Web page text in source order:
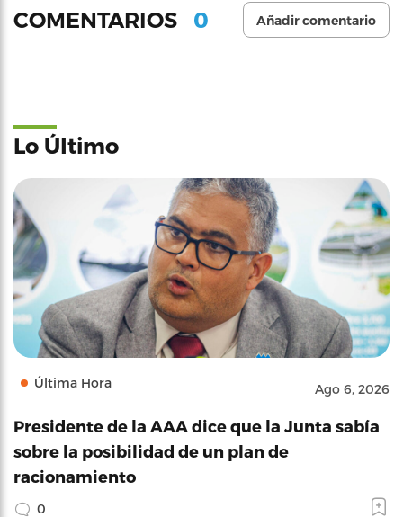
COMENTARIOS 0 Añadir comentario
Lo Último
Última Hora Ago 6, 2026
Presidente de la AAA dice que la Junta sabía
sobre la posibilidad de un plan de
racionamiento
0